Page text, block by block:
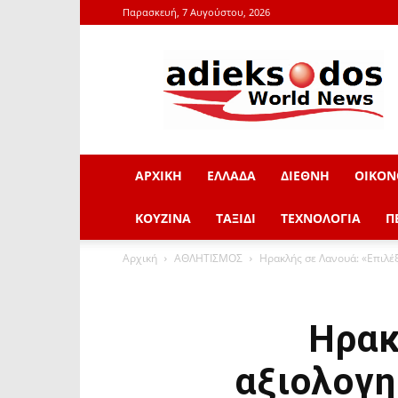
Παρασκευή, 7 Αυγούστου, 2026
adieksodos.gr
ΑΡΧΙΚΗ ΕΛΛΑΔΑ ΔΙΕΘΝΗ
ΚΟΥΖΙΝΑ ΤΑΞΙΔΙ ΤΕΧΝΟΛΟΓΙΑ
Αρχική ΑΘΛΗΤΙΣΜΟΣ Ηρακλής σε Λανουά: